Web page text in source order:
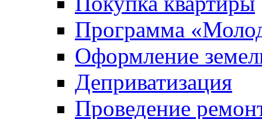
Программа
Оформление
Деприватизация
Проведение